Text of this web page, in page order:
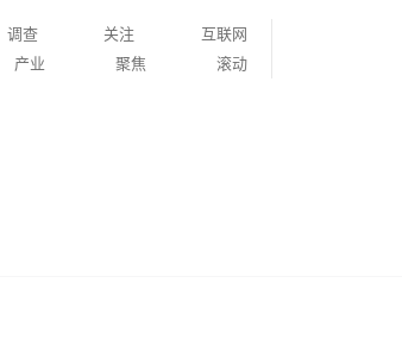
调查 关注
互联网
产业 聚焦 滚动